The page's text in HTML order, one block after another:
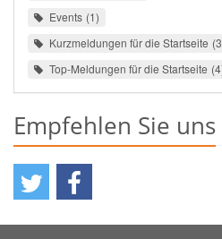
Events 1
Kurzmeldungen für die Startseite 3
Top-Meldungen für die Startseite 4
Empfehlen Sie uns